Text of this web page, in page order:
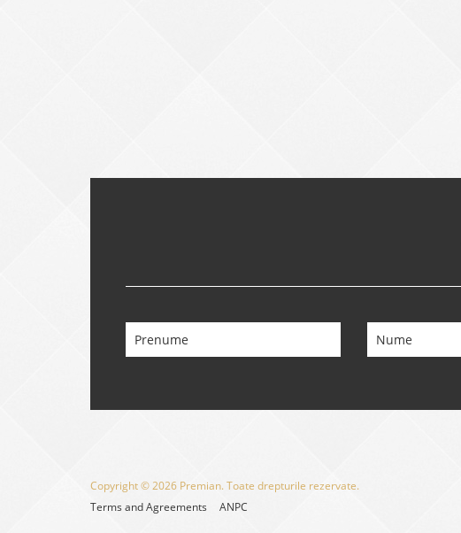
Copyright © 2026 Premian. Toate drepturile rezervate.
Terms and Agreements
ANPC